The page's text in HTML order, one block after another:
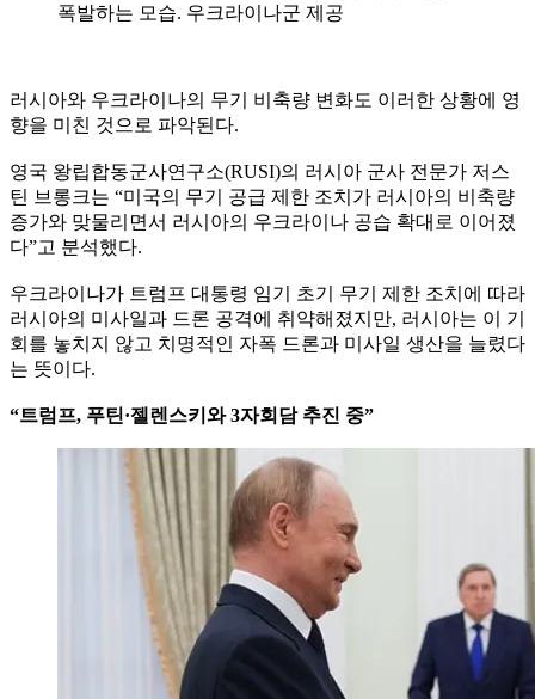
폭발하는 모습. 우크라이나군 제공
러시아와 우크라이나의 무기 비축량 변화도 이러한 상황에 영
향을 미친 것으로 파악된다.
영국 왕립합동군사연구소(RUSI)의 러시아 군사 전문가 저스
틴 브롱크는 “미국의 무기 공급 제한 조치가 러시아의 비축량
증가와 맞물리면서 러시아의 우크라이나 공습 확대로 이어졌
다”고 분석했다.
우크라이나가 트럼프 대통령 임기 초기 무기 제한 조치에 따라
러시아의 미사일과 드론 공격에 취약해졌지만, 러시아는 이 기
회를 놓치지 않고 치명적인 자폭 드론과 미사일 생산을 늘렸다
는 뜻이다.
“트럼프, 푸틴·젤렌스키와 3자회담 추진 중”